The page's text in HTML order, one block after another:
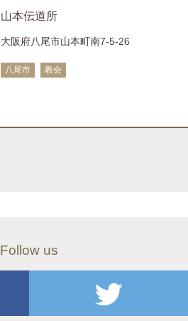
山本伝道所
大阪府八尾市山本町南7-5-26
八尾市 教会
Follow us